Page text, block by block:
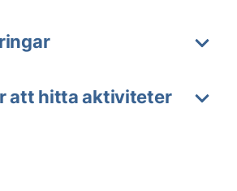
att hitta aktiviteter